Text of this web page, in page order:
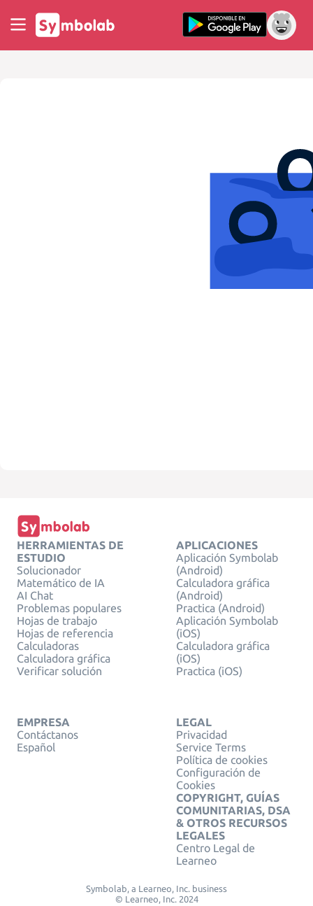
HERRAMIENTAS DE
ESTUDIO
Solucionador
Matemático de IA
AI Chat
Problemas populares
Hojas de trabajo
Hojas de referencia
Calculadoras
Calculadora gráfica
Verificar solución
APLICACIONES
Aplicación Symbolab
(Android)
Calculadora gráfica
(Android)
Practica (Android)
Aplicación Symbolab
(iOS)
Calculadora gráfica
(iOS)
Practica (iOS)
EMPRESA
Contáctanos
Español
LEGAL
Privacidad
Service Terms
Política de cookies
Configuración de
Cookies
COPYRIGHT, GUÍAS
COMUNITARIAS, DSA
& OTROS RECURSOS
LEGALES
Centro Legal de
Learneo
Symbolab, a Learneo, Inc. business
© Learneo, Inc. 2024